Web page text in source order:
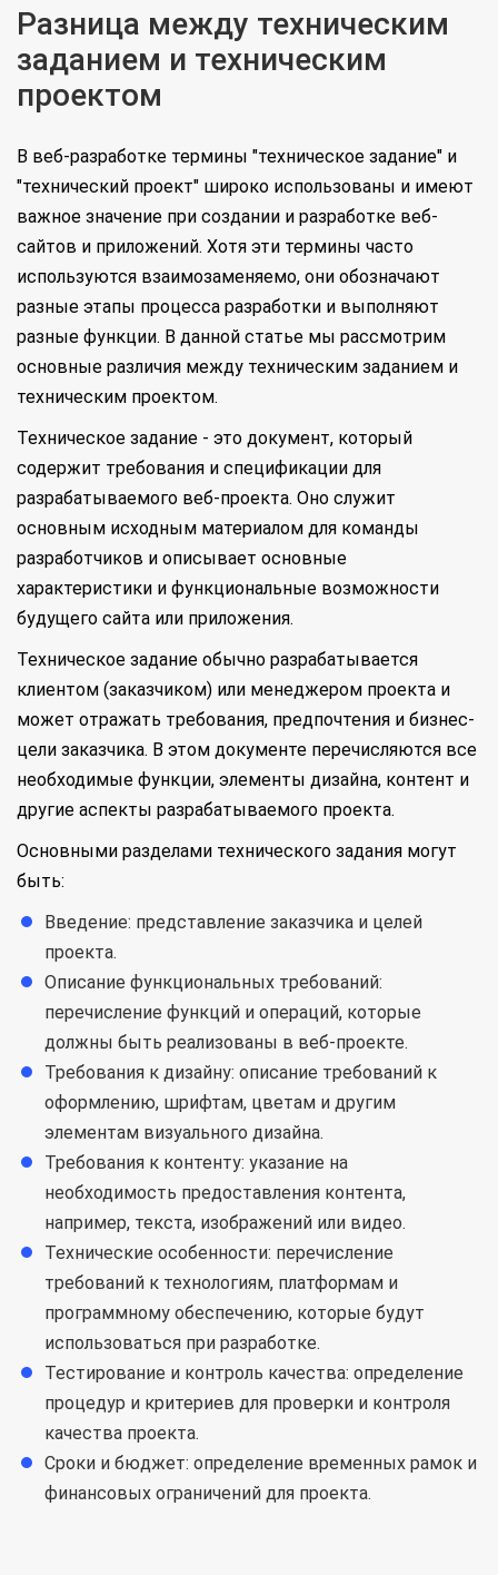
Разница между техническим
заданием и техническим
проектом
В веб-разработке термины "техническое задание" и
"технический проект" широко использованы и имеют
важное значение при создании и разработке веб-
сайтов и приложений. Хотя эти термины часто
используются взаимозаменяемо, они обозначают
разные этапы процесса разработки и выполняют
разные функции. В данной статье мы рассмотрим
основные различия между техническим заданием и
техническим проектом.
Техническое задание - это документ, который
содержит требования и спецификации для
разрабатываемого веб-проекта. Оно служит
основным исходным материалом для команды
разработчиков и описывает основные
характеристики и функциональные возможности
будущего сайта или приложения.
Техническое задание обычно разрабатывается
клиентом (заказчиком) или менеджером проекта и
может отражать требования, предпочтения и бизнес-
цели заказчика. В этом документе перечисляются все
необходимые функции, элементы дизайна, контент и
другие аспекты разрабатываемого проекта.
Основными разделами технического задания могут
быть:
Введение: представление заказчика и целей
проекта.
Описание функциональных требований:
перечисление функций и операций, которые
должны быть реализованы в веб-проекте.
Требования к дизайну: описание требований к
оформлению, шрифтам, цветам и другим
элементам визуального дизайна.
Требования к контенту: указание на
необходимость предоставления контента,
например, текста, изображений или видео.
Технические особенности: перечисление
требований к технологиям, платформам и
программному обеспечению, которые будут
использоваться при разработке.
Тестирование и контроль качества: определение
процедур и критериев для проверки и контроля
качества проекта.
Сроки и бюджет: определение временных рамок и
финансовых ограничений для проекта.